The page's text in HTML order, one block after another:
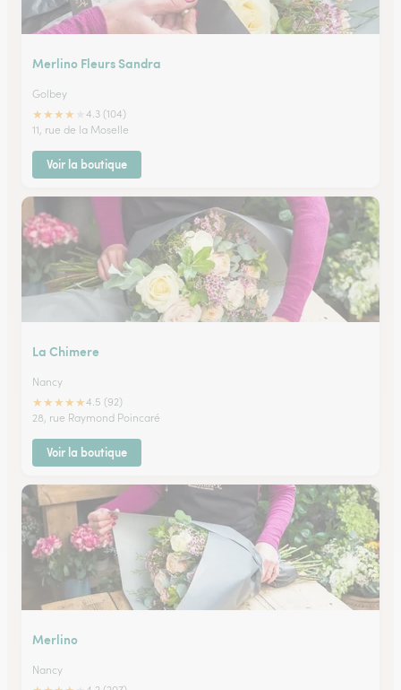
Merlino Fleurs Sandra
Golbey
★★★★
4.3 (104)
11, rue de la Moselle
Voir la boutique
La Chimere
Nancy
★★★★★4.5 (92)
28, rue Raymond Poincaré
Voir la boutique
Merlino
Nancy